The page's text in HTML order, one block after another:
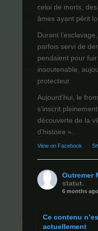
celui de morts,
âmes ayant périt
Durant
parfois servi de
pendaient pour
insoutenable,
protecteur.
Aujourd’hui, le
s’inscrit
découverte de la
d’histoire ».
View on Facebook ·
Outremer
statut.
6 months ago
Ce contenu
actuellement